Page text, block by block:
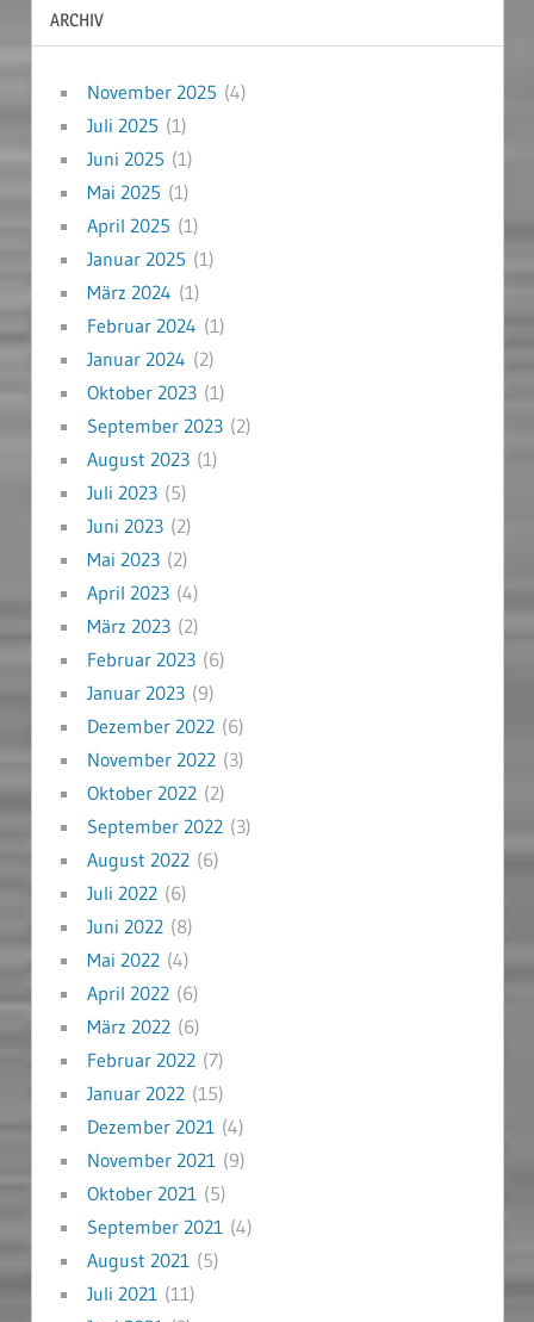
ARCHIV
November 2025 (4)
Juli 2025 (1)
Juni 2025 (1)
Mai 2025 (1)
April 2025 (1)
Januar 2025 (1)
März 2024 (1)
Februar 2024 (1)
Januar 2024 (2)
Oktober 2023(1)
September 2023(2)
August 2023(1)
Juli 2023(5)
Juni 2023(2)
Mai 2023(2)
April 2023(4)
März 2023(2)
Februar 2023(6)
Januar 2023(9)
Dezember 2022(6)
November 2022(3)
Oktober 2022(2)
September 2022(3)
August 2022(6)
Juli 2022(6)
Juni 2022(8)
Mai 2022(4)
April 2022(6)
März 2022(6)
Februar 2022(7)
Januar 2022(15)
Dezember 2021 (4)
November 2021 (9)
Oktober 2021 (5)
September 2021 (4)
August 2021 (5)
Juli 2021 (11)